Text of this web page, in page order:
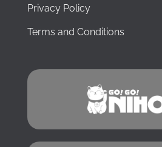
Privacy Policy
Terms and Conditions